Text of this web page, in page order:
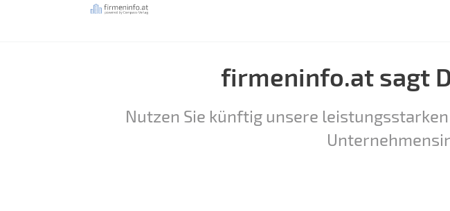
firmeninfo.at sagt
Nutzen Sie künftig unsere